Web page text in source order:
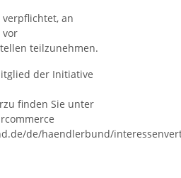
an
vor
teilzunehmen.
der Initiative
finden Sie unter
de/haendlerbund/